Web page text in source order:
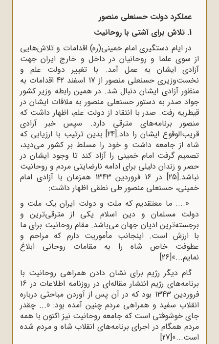
عملکرد دولت حسنعلی منصور
1. تلاش برای آشتی با روحانیت
در ایام دستگیری امام خمینی(ره) اقدامات و تلاش‌هایی
از سوی علما و روحانیان در داخل و خارج ایران جهت
آزادی ایشان به عمل آمد. با تغییر دولت علم و
نخست‌وزیری حسنعلی منصور از 17 اسفند 42 اقدامات به
منظور آزادی ایشان دنبال شد. در همین رابطه وزیر کشور
جواد صدر به دستور حسنعلی منصور به ملاقات ایشان در
قیطریه رفت. صدر با انتقاد از دولت علم، اظهار داشت که
منصور برنامه‌های مترقی دارد. سپس خبر آزادی
قریب‌الوقوع ایشان را داد.[24]
بدین ترتیب با ارزیابی که
شاه از جامعه داشت و خود را مسلط بر کشور می‌دید،
تصمیم گرفت امام خمینی را آزاد کند تا وجود ایشان در
حصر و زندان دلیلی برای ادامه نارضایتی مردم و روحانیت
نباشد.[25]
در 16 فروردین 1343 همزمان با آزادی امام
خمینی، حسنعلی منصور طی نطقی اظهار داشت:
«.... ما معتقدیم که ملت و دولت ایران یک ملت و
دولت مسلمان و دین اسلام یکی از مترقی‌ترین و
برجسته‌ترین ادیان جهان می‌باشد. مقام روحانیت برای ما
با ارزش است. اینجانب مأموریت دارم که مراحم و
عطوفت خاص شاه را به مقامات روحانی ابلاغ
نمایم...»[26]
گام دیگر رژیم برای نشان دادن همراهی روحانیت با
برنامه‌های رژیم انتشار مقاله‌ای در روزنامه اطلاعات در 16
فروردین 1343 بود که در آن پس از آوردن مباحثی درباره
انقلاب سفید و همراهی مردم چنین آمده بود: «... چقدر
جای خوشوقتی است که جامعه روحانیت نیز اکنون با همه
مردم همگام در اجرای برنامه‌های انقلاب شاه و مردم شده
است...»[27]